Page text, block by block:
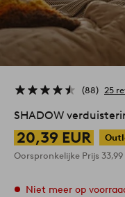
88 25
SHADOW
20,39 EUR
Oorspronkelijke Prijs 33,99
Niet meer op